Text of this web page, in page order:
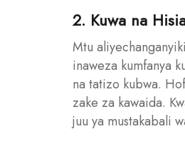
2. Kuwa na
Mtu
inaweza kumfanya
na tatizo kubwa.
zake za kawaida.
juu ya mustakabali